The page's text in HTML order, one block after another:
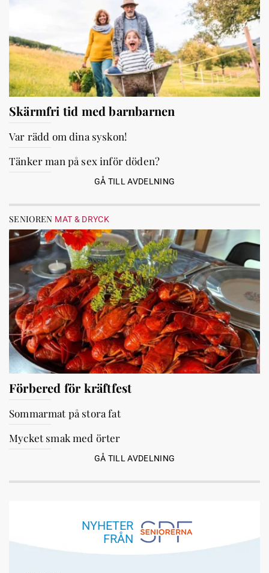
Skärmfri tid med barnbarnen
Var rädd om dina syskon!
Tänker man på sex inför döden?
GÅ TILL AVDELNING
SENIOREN MAT & DRYCK
Förbered för kräftfest
Sommarmat på stora fat
Mycket smak med örter
GÅ TILL AVDELNING
NYHETER
FRÅN